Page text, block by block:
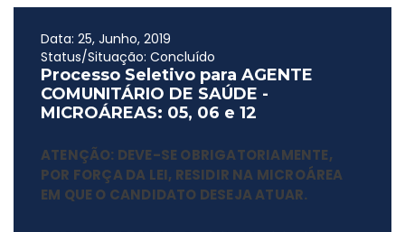
Data: 25, Junho, 2019
Status/Situação: Concluído
Processo Seletivo para AGENTE
COMUNITÁRIO DE SAÚDE -
MICROÁREAS: 05, 06 e 12
ATENÇÃO: DEVE-SE OBRIGATORIAMENTE,
POR FORÇA DA LEI, RESIDIR NA MICROÁREA
EM QUE O CANDIDATO DESEJA ATUAR.